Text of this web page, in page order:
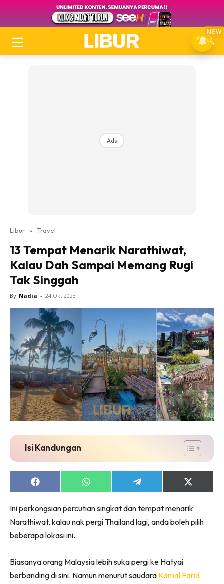
Ads
Libur » Travel
13 Tempat Menarik Narathiwat,
Kalau Dah Sampai Memang Rugi
Tak Singgah
By Nadia - 24 Okt 2023
Isi Kandungan
Share
on
Share
on
Share
on
Share
on
(Twitter)
Ini perkongsian percutian singkat dan tempat menarik
Narathiwat, kalau nak pergi Thailand lagi, anda boleh pilih
beberapa lokasi ini.
Biasanya orang Malaysia lebih suka pergi ke Hatyai
berbanding di sini. Namun menurut saudara Kamal Farid
NEW